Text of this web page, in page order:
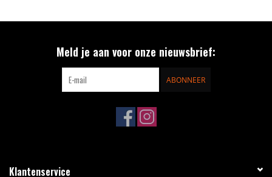
Meld je aan voor onze nieuwsbrief:
ABONNEER
Klantenservice